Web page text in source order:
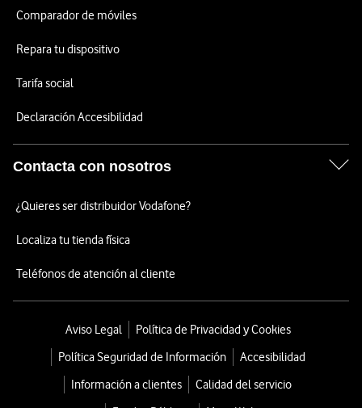
Comparador de móviles
Repara tu dispositivo
Tarifa social
Declaración Accesibilidad
Contacta con nosotros
¿Quieres ser distribuidor Vodafone?
Localiza tu tienda física
Teléfonos de atención al cliente
Aviso Legal
Política de Privacidad y Cookies
Política Seguridad de Información
Accesibilidad
Información a clientes
Calidad del servicio